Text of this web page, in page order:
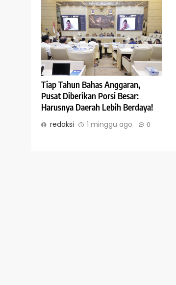
Tiap Tahun Bahas Anggaran,
Pusat Diberikan Porsi Besar:
Harusnya Daerah Lebih Berdaya!
redaksi 1 minggu ago 0